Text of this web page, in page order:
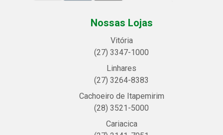
Nossas Lojas
Vitória
(27) 3347-1000
Linhares
(27) 3264-8383
Cachoeiro de Itapemirim
(28) 3521-5000
Cariacica